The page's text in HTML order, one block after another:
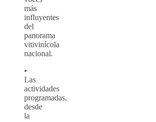
más
influyentes
del
panorama
vitivinícola
nacional.
•
Las
actividades
programadas,
desde
la